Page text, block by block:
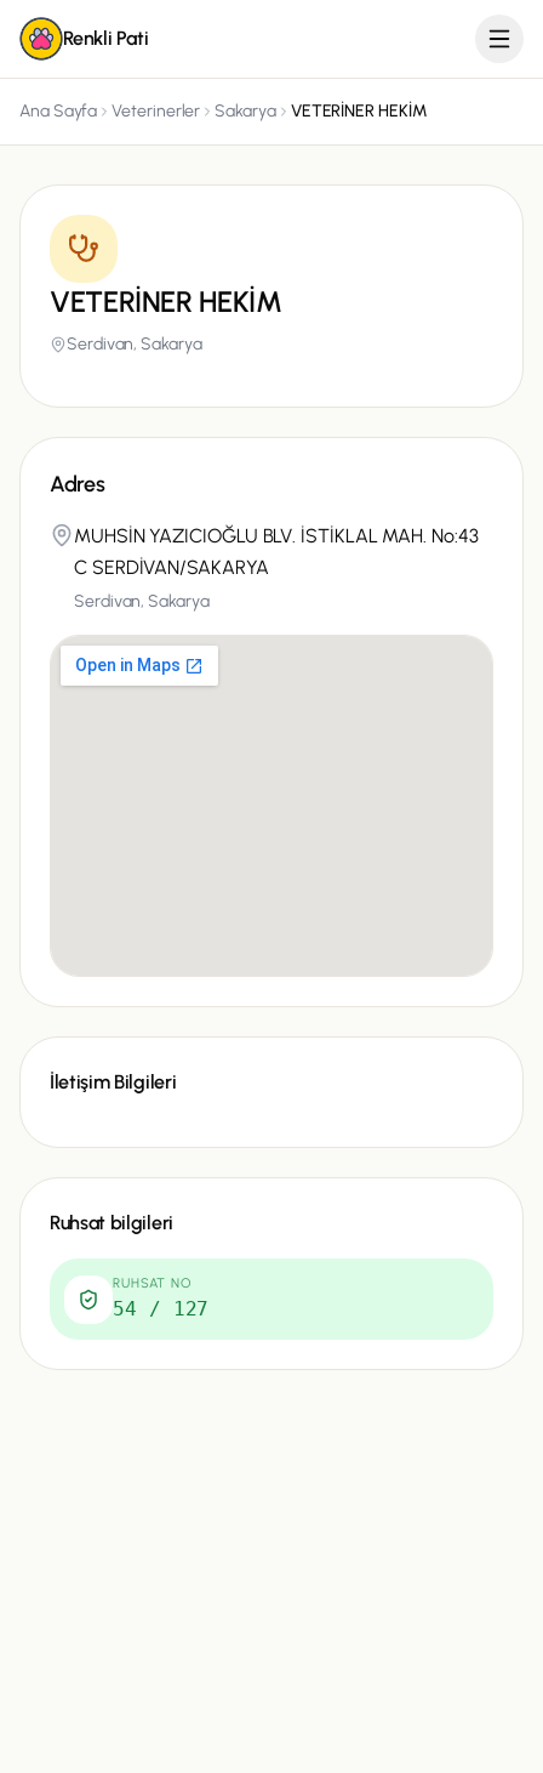
Renkli Pati
Ana Sayfa Veterinerler Sakarya VETERİNER HEKİM
VETERİNER HEKİM
Serdivan,Sakarya
Adres
MUHSİN YAZICIOĞLU BLV. İSTİKLAL MAH. No:43
C SERDİVAN/SAKARYA
Serdivan,Sakarya
İletişim Bilgileri
Ruhsat bilgileri
RUHSAT NO
54 / 127